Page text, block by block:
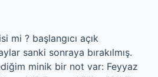
mi ? başlangıcı açık
sanki sonraya bırakılmış.
minik bir not var: Feyyaz